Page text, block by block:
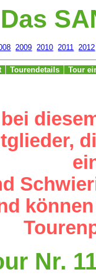
Das
2009 2010 2011 2012
Tourendetails Tour
Nr.